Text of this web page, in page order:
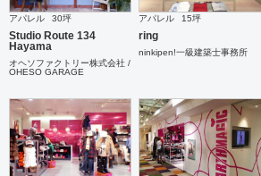
アパレル 30坪
Studio Route 134
Hayama
オヘソファクトリー株式会社 /
OHESO GARAGE
アパレル 15坪
ring
ninkipen!一級建築士事務所